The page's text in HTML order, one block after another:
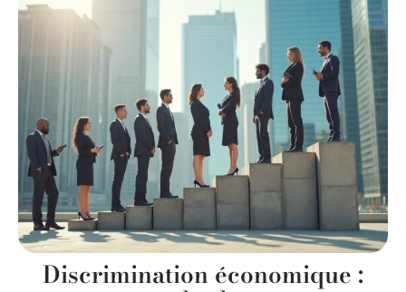
Discrimination économique :